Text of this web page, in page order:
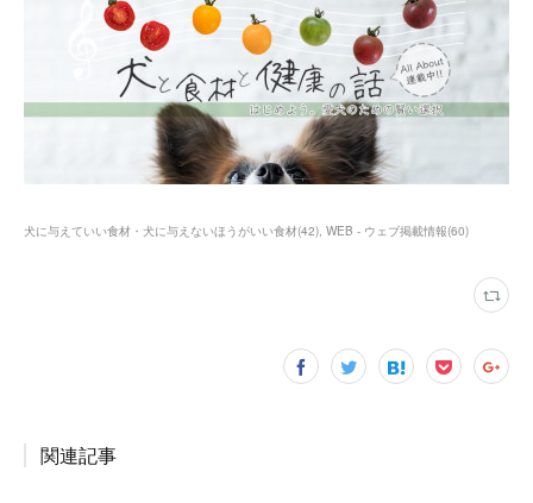
犬に与えていい食材・犬に与えないほうがいい食材(42) WEB - ウェブ掲載情報(60)
関連記事